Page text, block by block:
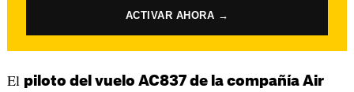
ACTIVAR AHORA →
El piloto del vuelo AC837 de la compañía Air